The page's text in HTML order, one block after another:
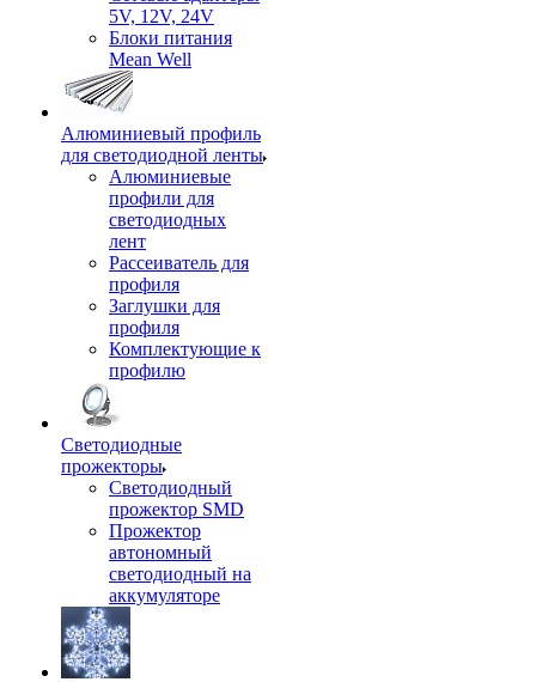
5V, 12V, 24V
Блоки питания
Mean Well
Алюминиевый профиль
для светодиодной ленты
Алюминиевые
профили для
светодиодных
лент
Рассеиватель для
профиля
Заглушки для
профиля
Комплектующие к
профилю
Светодиодные
прожекторы
Светодиодный
прожектор SMD
Прожектор
автономный
светодиодный на
аккумуляторе